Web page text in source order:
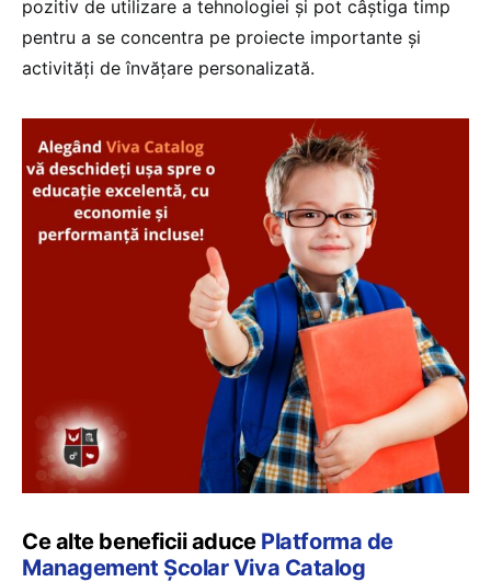
pozitiv de utilizare a tehnologiei și pot câștiga timp
pentru a se concentra pe proiecte importante și
activități de învățare personalizată.
Ce alte beneficii aduce Platforma de
Management Școlar Viva Catalog